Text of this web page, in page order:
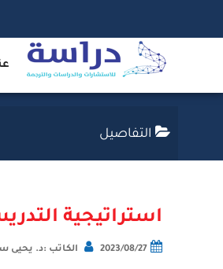
التفاصيل
استراتيجية
2023/08/27 الكاتب :د. يحيى